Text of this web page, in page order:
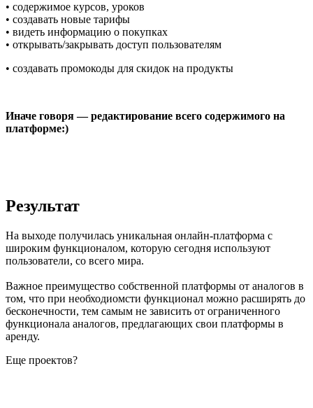
• содержимое курсов, уроков
• создавать новые тарифы
• видеть информацию о покупках
• открывать/закрывать доступ пользователям
• создавать промокоды для скидок на продукты
Иначе говоря — редактирование всего содержимого на
платформе:)
Результат
На выходе получилась уникальная онлайн-платформа с
широким функционалом, которую сегодня используют
пользователи, со всего мира.
Важное преимущество собственной платформы от аналогов в
том, что при необходиомсти функционал можно расширять до
бесконечности, тем самым не зависить от ограниченного
функционала аналогов, предлагающих свои платформы в
аренду.
Еще проектов?